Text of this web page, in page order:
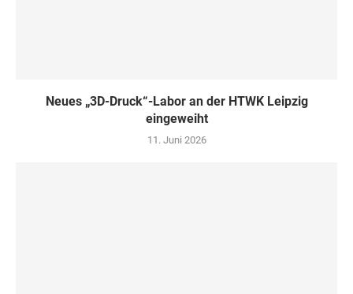
Neues „3D-Druck“-Labor an der HTWK Leipzig
eingeweiht
11. Juni 2026